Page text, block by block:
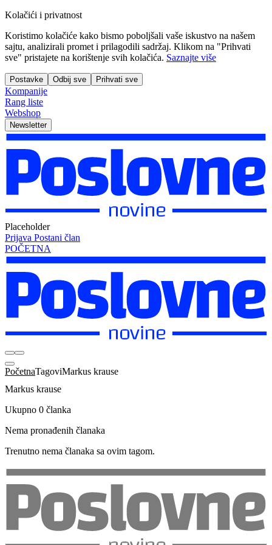
Kolačići i privatnost
Koristimo kolačiće kako bismo poboljšali vaše iskustvo na našem
sajtu, analizirali promet i prilagodili sadržaj. Klikom na "Prihvati
sve" pristajete na korištenje svih kolačića. Saznajte više
Postavke Odbij sve Prihvati sve
Kompanije
Rang liste
Webshop
Newsletter
Placeholder
Prijava Postani član
POČETNA
PočetnaTagoviMarkus krause
Markus krause
Ukupno 0 članka
Nema pronađenih članaka
Trenutno nema članaka sa ovim tagom.